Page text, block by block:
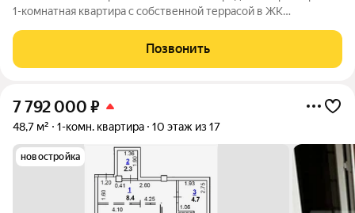
1-комнатная квартира с собственной террасой в ЖК
просторную, светлую и с удобной планировкой! Площадь:
Позвонить
7 792 000 ₽
48,7 м² 1-комн. квартира 10 этаж из 17
новостройка